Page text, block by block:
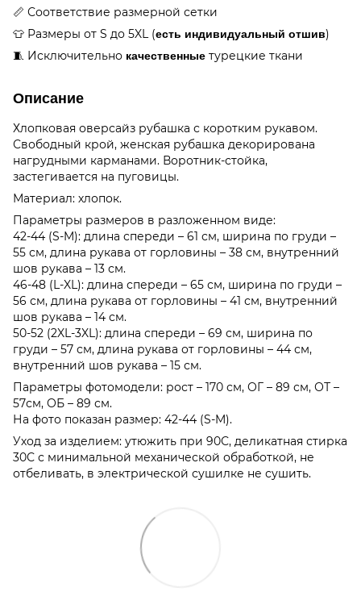
📏 Соответствие размерной сетки
👕 Размеры от S до 5XL (есть индивидуальный отшив)
🧵 Исключительно качественные турецкие ткани
Описание
Хлопковая оверсайз рубашка с коротким рукавом.
Свободный крой, женская рубашка декорирована
нагрудными карманами. Воротник-стойка,
застегивается на пуговицы.
Материал: хлопок.
Параметры размеров в разложенном виде:
42-44 (S-M): длина спереди – 61 см, ширина по груди –
55 см, длина рукава от горловины – 38 см, внутренний
шов рукава – 13 см.
46-48 (L-XL): длина спереди – 65 см, ширина по груди –
56 см, длина рукава от горловины – 41 см, внутренний
шов рукава – 14 см.
50-52 (2XL-3XL): длина спереди – 69 см, ширина по
груди – 57 см, длина рукава от горловины – 44 см,
внутренний шов рукава – 15 см.
Параметры фотомодели: рост – 170 см, ОГ – 89 см, ОТ –
57см, ОБ – 89 см.
На фото показан размер: 42-44 (S-M).
Уход за изделием: утюжить при 90С, деликатная стирка
30С с минимальной механической обработкой, не
отбеливать, в электрической сушилке не сушить.